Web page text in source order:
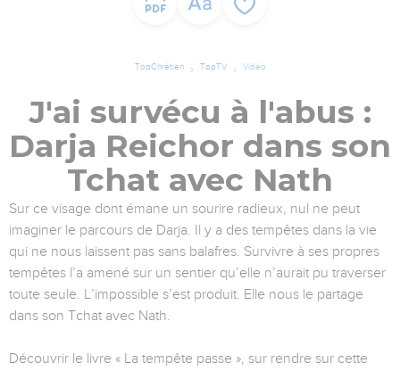
TopChrétien TopTV Vidéo
J'ai survécu à l'abus :
Darja Reichor dans son
Tchat avec Nath
Sur ce visage dont émane un sourire radieux, nul ne peut
imaginer le parcours de Darja. Il y a des tempêtes dans la vie
qui ne nous laissent pas sans balafres. Survivre à ses propres
tempêtes l’a amené sur un sentier qu’elle n’aurait pu traverser
toute seule. L’impossible s’est produit. Elle nous le partage
dans son Tchat avec Nath.
Découvrir le livre « La tempête passe », sur rendre sur cette